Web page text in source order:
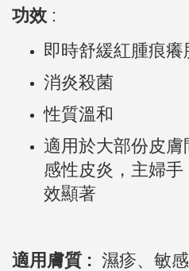
功效 :
即時舒緩紅腫痕癢
消炎殺菌
性質溫和
適用於大部份皮
感性皮炎，主婦
效顯著
適用膚質 : 濕疹、敏